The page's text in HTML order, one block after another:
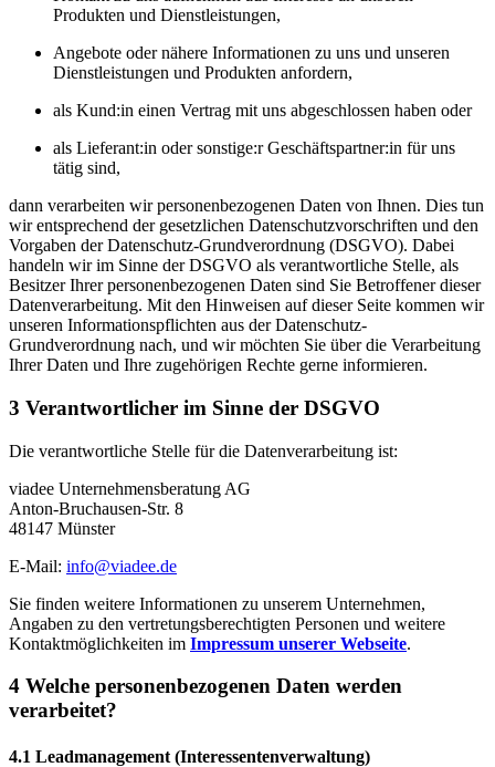
Produkten und Dienstleistungen,
Angebote oder nähere Informationen zu uns und unseren
Dienstleistungen und Produkten anfordern,
als Kund:in einen Vertrag mit uns abgeschlossen haben oder
als Lieferant:in oder sonstige:r Geschäftspartner:in für uns
tätig sind,
dann verarbeiten wir personenbezogenen Daten von Ihnen. Dies tun
wir entsprechend der gesetzlichen Datenschutzvorschriften und den
Vorgaben der Datenschutz-Grundverordnung (DSGVO). Dabei
handeln wir im Sinne der DSGVO als verantwortliche Stelle, als
Besitzer Ihrer personenbezogenen Daten sind Sie Betroffener dieser
Datenverarbeitung. Mit den Hinweisen auf dieser Seite kommen wir
unseren Informationspflichten aus der Datenschutz-
Grundverordnung nach, und wir möchten Sie über die Verarbeitung
Ihrer Daten und Ihre zugehörigen Rechte gerne informieren.
3 Verantwortlicher im Sinne der DSGVO
Die verantwortliche Stelle für die Datenverarbeitung ist:
viadee Unternehmensberatung AG
Anton-Bruchausen-Str. 8
48147 Münster
E-Mail: info@viadee.de
Sie finden weitere Informationen zu unserem Unternehmen,
Angaben zu den vertretungsberechtigten Personen und weitere
Kontaktmöglichkeiten im Impressum unserer Webseite.
4 Welche personenbezogenen Daten werden
verarbeitet?
4.1 Leadmanagement (Interessentenverwaltung)